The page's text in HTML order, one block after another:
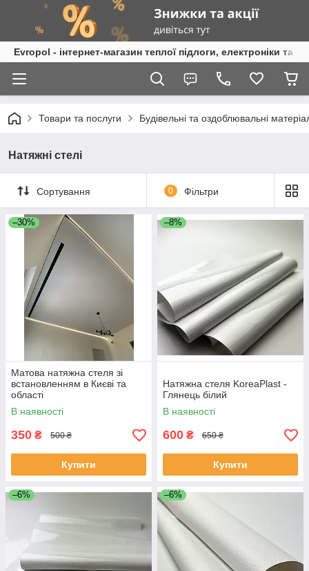
Evropol - інтернет-магазин теплої підлоги, електроніки та
Товари та послуги Будівельні та оздоблювальні
Натяжні стелі
Сортування 0 Фільтри
–30%
Матова натяжна стеля зі
встановленням в Києві та
області
В наявності
350 ₴ 500 ₴
Купити
–8%
Натяжна стеля KoreaPlast -
Глянець білий
В наявності
600 ₴ 650 ₴
Купити
–6% –6%